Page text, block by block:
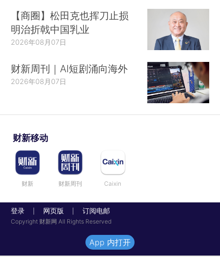
【商圈】松田克也挥刀止损
明治折戟中国乳业
2026年08月07日
财新周刊｜AI短剧涌向海外
2026年08月07日
财新移动
财新 财新周刊 Caixin
登录 网页版 订阅电邮
Copyright 财新网 All Rights Reserved
App 内打开